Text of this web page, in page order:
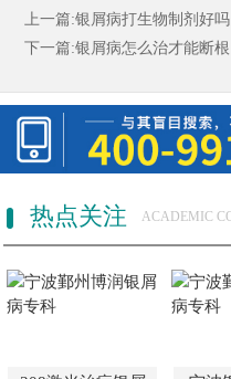
上一篇:银屑病打生物制剂好吗
下一篇:银屑病怎么治才能断根
热点关注 ACADEMIC